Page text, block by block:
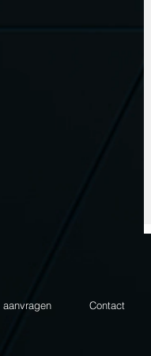
aanvragen Contact